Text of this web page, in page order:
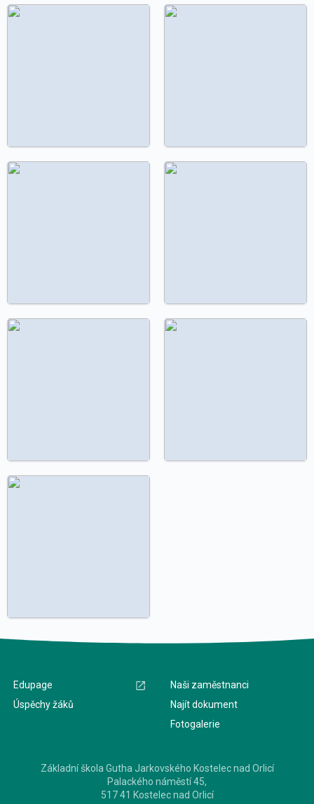
Edupage
Úspěchy žáků
Naši zaměstnanci
Najít dokument
Fotogalerie
Základní škola Gutha Jarkovského Kostelec nad Orlicí
Palackého náměstí 45,
517 41 Kostelec nad Orlicí